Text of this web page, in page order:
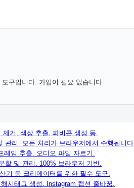
구입니다. 가입이 필요 없습니다.
거, 색상 추출, 파비콘 생성 등.
리. 모든 처리가 브라우저에서 수행됩니다.
임 추출. 오디오 파일 자르기.
할 및 관리. 100% 브라우저 기반.
기 등 크리에이터를 위한 필수 도구.
시태그 생성. Instagram 캡션 줄바꿈.